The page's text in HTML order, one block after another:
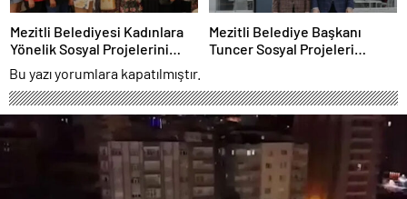
Mezitli Belediyesi Kadınlara
Yönelik Sosyal Projelerini
Genişletiyor
Mezitli Belediye Başkanı
Tuncer Sosyal Projeleri
Bu yazı yorumlara kapatılmıştır.